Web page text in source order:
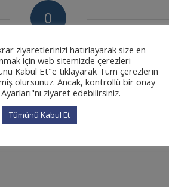
0
ziyaretlerinizi hatırlayarak size en
için web sitemizde çerezleri
Kabul Et"e tıklayarak Tüm çerezlerin
olursunuz. Ancak, kontrollü bir onay
ziyaret edebilirsiniz.
Tümünü Kabul Et